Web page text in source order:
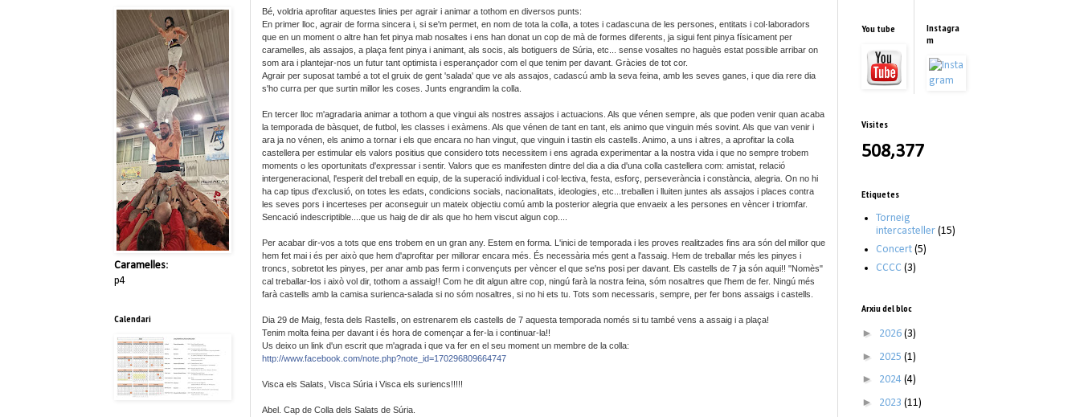
Bé, voldria aprofitar aquestes linies per agrair i animar a tothom en diversos punts:
En primer lloc, agrair de forma sincera i, si se'm permet, en nom de tota la colla, a totes i cadascuna de les persones, entitats i col·laboradors
que en un moment o altre han fet pinya mab nosaltes i ens han donat un cop de mà de formes diferents, ja sigui fent pinya físicament per
caramelles, als assajos, a plaça fent pinya i animant, als socis, als botiguers de Súria, etc... sense vosaltes no haguès estat possible arribar on
som ara i plantejar-nos un futur tant optimista i esperançador com el que tenim per davant. Gràcies de tot cor.
Agrair per suposat també a tot el gruix de gent 'salada' que ve als assajos, cadascú amb la seva feina, amb les seves ganes, i que dia rere dia
s'ho curra per que surtin millor les coses. Junts engrandim la colla.
En tercer lloc m'agradaria animar a tothom a que vingui als nostres assajos i actuacions. Als que vénen sempre, als que poden venir quan acaba
la temporada de bàsquet, de futbol, les classes i exàmens. Als que vénen de tant en tant, els animo que vinguin més sovint. Als que van venir i
ara ja no vénen, els animo a tornar i els que encara no han vingut, que vinguin i tastin els castells. Animo, a uns i altres, a aprofitar la colla
castellera per estimular els valors positius que considero tots necessitem i ens agrada experimentar a la nostra vida i que no sempre trobem
moments o les oportunitats d'expressar i sentir. Valors que es manifesten dintre del dia a dia d'una colla castellera com: amistat, relació
intergeneracional, l'esperit del treball en equip, de la superació individual i col·lectiva, festa, esforç, perseverància i constància, alegria. On no hi
ha cap tipus d'exclusió, on totes les edats, condicions socials, nacionalitats, ideologies, etc...treballen i lluiten juntes als assajos i places contra
les seves pors i incerteses per aconseguir un mateix objectiu comú amb la posterior alegria que envaeix a les persones en vèncer i triomfar.
Sencació indescriptible....que us haig de dir als que ho hem viscut algun cop....
Per acabar dir-vos a tots que ens trobem en un gran any. Estem en forma. L'inici de temporada i les proves realitzades fins ara són del millor que
hem fet mai i és per això que hem d'aprofitar per millorar encara més. És necessària més gent a l'assaig. Hem de treballar més les pinyes i
troncs, sobretot les pinyes, per anar amb pas ferm i convençuts per vèncer el que se'ns posi per davant. Els castells de 7 ja són aqui!! "Nomès"
cal treballar-los i això vol dir, tothom a assaig!! Com he dit algun altre cop, ningú farà la nostra feina, sóm nosaltres que l'hem de fer. Ningú més
farà castells amb la camisa surienca-salada si no sóm nosaltres, si no hi ets tu. Tots som necessaris, sempre, per fer bons assaigs i castells.
Dia 29 de Maig, festa dels Rastells, on estrenarem els castells de 7 aquesta temporada només si tu també vens a assaig i a plaça!
Tenim molta feina per davant i és hora de començar a fer-la i continuar-la!!
Us deixo un link d'un escrit que m'agrada i que va fer en el seu moment un membre de la colla:
http://www.facebook.com/note.php?note_id=170296809664747
Visca els Salats, Visca Súria i Visca els suriencs!!!!!
Abel. Cap de Colla dels Salats de Súria.
Caramelles:
p4
Calendari
You tube
Instagra
m
Visites
508,377
Etiquetes
Torneig
intercasteller (15)
Concert (5)
CCCC (3)
Arxiu del bloc
► 2026 (3)
► 2025 (1)
► 2024 (4)
► 2023 (11)